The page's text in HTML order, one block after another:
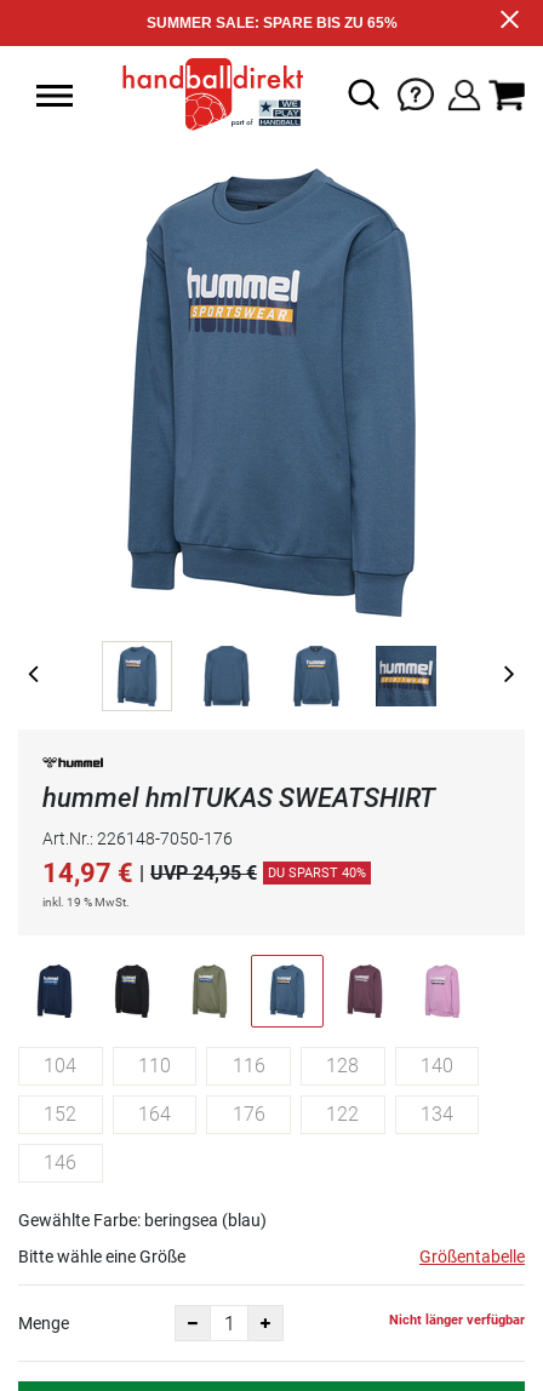
SUMMER SALE: SPARE BIS ZU 65%
hummel hmlTUKAS SWEATSHIRT
Art.Nr.: 226148-7050-176
14,97 € | UVP 24,95 € DU SPARST 40%
inkl. 19 % MwSt.
104 110 116 128 140
152 164 176 122 134
146
Gewählte Farbe: beringsea (blau)
Bitte wähle eine Größe
Größentabelle
Menge Nicht länger verfügbar